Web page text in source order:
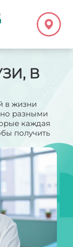
В
в жизни
разными
каждая
получить